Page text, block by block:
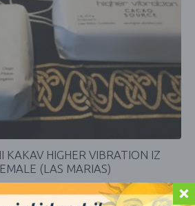
KAKAV HIGHER VIBRATION IZ
(LAS MARIAS)